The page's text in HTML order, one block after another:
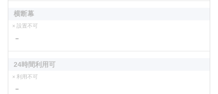
横断幕
× 設置不可
－
24時間利用可
× 利用不可
－